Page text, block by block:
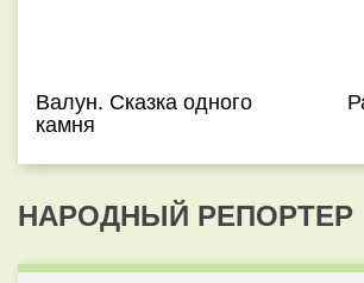
Валун. Сказка одного
камня
НАРОДНЫЙ РЕПОРТЕР